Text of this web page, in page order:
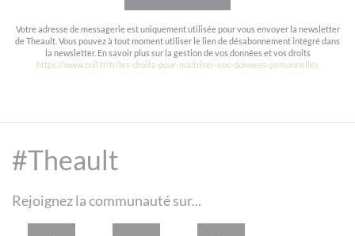
Votre adresse de messagerie est uniquement utilisée pour vous envoyer la newsletter
de Theault. Vous pouvez à tout moment utiliser le lien de désabonnement intégré dans
la newsletter. En savoir plus sur la gestion de vos données et vos droits
https://www.cnil.fr/fr/les-droits-pour-maitriser-vos-donnees-personnelles
#Theault
Rejoignez la communauté sur...